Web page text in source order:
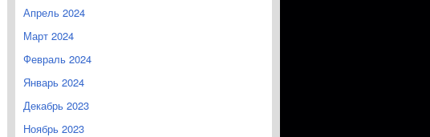
Апрель 2024
Март 2024
Февраль 2024
Январь 2024
Декабрь 2023
Ноябрь 2023